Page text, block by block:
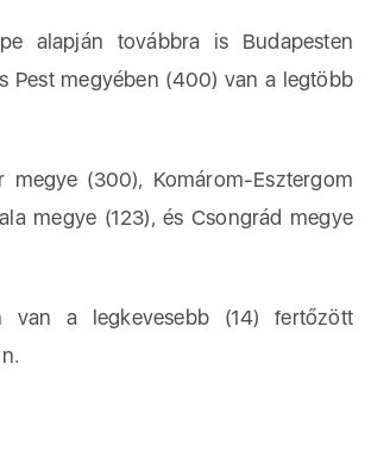
alapján továbbra is Budapesten
Pest megyében (400) van a legtöbb
megye (300), Komárom-Esztergom
megye (123), és Csongrád megye
van a legkevesebb (14) fertőzött